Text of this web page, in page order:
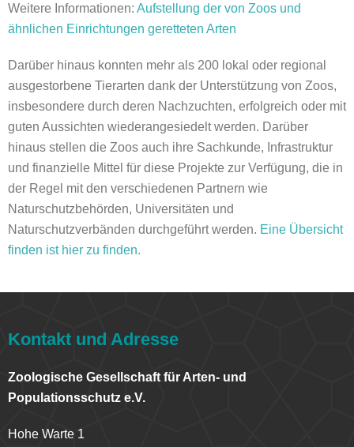
Weitere Informationen: Aufstellung der von Zoos und
ähnlichen Einrichtungen geretteten Arten
Darüber hinaus konnten mehr als 200 lokal oder regional
ausgestorbene Tierarten dank der Unterstützung von Zoos,
insbesondere durch deren Nachzuchten, erfolgreich oder mit
guten Aussichten wiederangesiedelt werden. Darüber
hinaus stellen die Zoos auch ihre Sachkunde, Infrastruktur
und finanzielle Mittel für diese Projekte zur Verfügung, die in
der Regel mit den verschiedenen Partnern wie
Naturschutzbehörden, Universitäten und
Naturschutzverbänden durchgeführt werden. Eine Übersicht
finden ist hier zu finden.
Kontakt und Adresse
Zoologische Gesellschaft für Arten- und
Populationsschutz e.V.
Hohe Warte 1